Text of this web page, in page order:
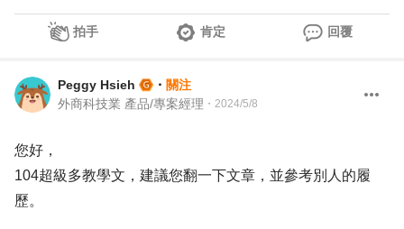
拍手 肯定 回覆
Peggy Hsieh ・ 關注
外商科技業 產品/專案經理 ・ 2024/5/8
您好，
104超級多教學文，建議您翻一下文章，並參考別人的履
歷。